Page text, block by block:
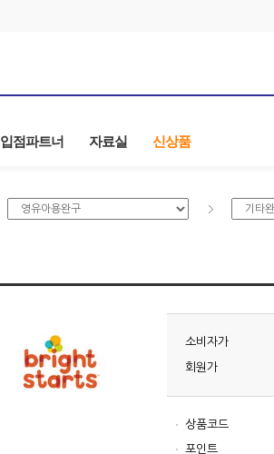
입점파트너 자료실 신상품
소비자가
회원가
상품코드
포인트